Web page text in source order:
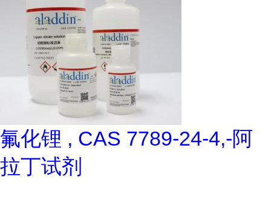
氟化锂 , CAS 7789-24-4,-阿
拉丁试剂